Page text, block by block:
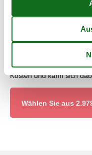
Urlaub hier immer
schönen Natur
schönen Ortschaften,
In Finnland kommt
Kosten und kann sich
Wählen Sie aus